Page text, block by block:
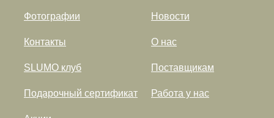
О нас
SLUMO клуб
Новости
Подарочный сертификат
Фотографии
Работа у нас
Поставщикам
Контакты